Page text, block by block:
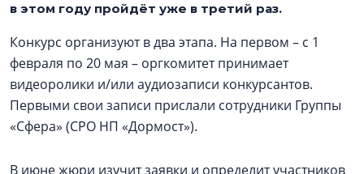
в этом году пройдёт уже в третий раз.
Конкурс организуют в два этапа. На первом – с 1
февраля по 20 мая – оргкомитет принимает
видеоролики и/или аудиозаписи конкурсантов.
Первыми свои записи прислали сотрудники Группы
«Сфера» (СРО НП «Дормост»).
В июне жюри изучит заявки и определит участников